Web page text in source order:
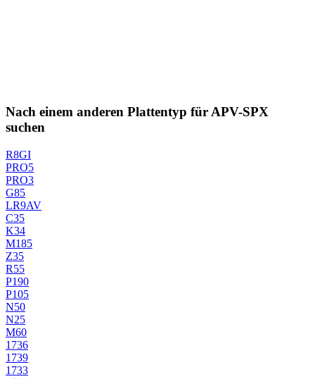
Nach einem anderen Plattentyp für APV-SPX
suchen
R8GI
PRO5
PRO3
G85
LR9AV
C35
K34
M185
Z35
R55
P190
P105
N50
N25
M60
1736
1739
1733